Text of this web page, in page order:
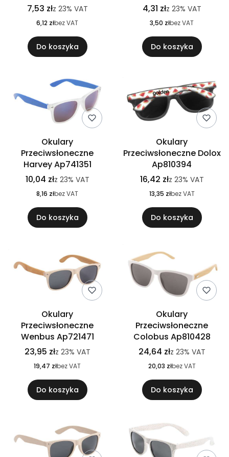
7,53 złz 23% VAT
6,12 złbez VAT
Do koszyka
4,31 złz 23% VAT
3,50 złbez VAT
Do koszyka
Okulary
Przeciwsłoneczne
Harvey Ap741351
10,04 złz 23% VAT
8,16 złbez VAT
Do koszyka
Okulary
Przeciwsłoneczne Dolox
Ap810394
16,42 złz 23% VAT
13,35 złbez VAT
Do koszyka
Okulary
Przeciwsłoneczne
Wenbus Ap721471
23,95 złz 23% VAT
19,47 złbez VAT
Do koszyka
Okulary
Przeciwsłoneczne
Colobus Ap810428
24,64 złz 23% VAT
20,03 złbez VAT
Do koszyka